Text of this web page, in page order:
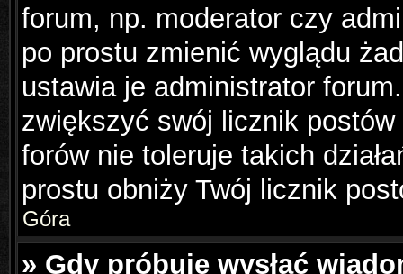
forum, np. moderator czy
po prostu zmienić wyglądu
ustawia je administrator
zwiększyć swój licznik
forów nie toleruje takich
prostu obniży Twój licznik
Góra
» Gdy próbuję wysłać